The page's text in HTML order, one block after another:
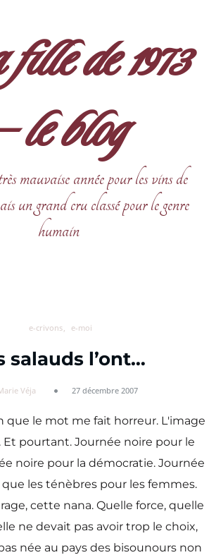
de 1973
le blog
mauvaise année pour les vins de
un grand cru classé pour le genre
humain
e-crivons e-moi
salauds l’ont…
Véja 27 décembre 2007
que le mot me fait horreur. L'image
Et pourtant. Journée noire pour le
noire pour la démocratie. Journée
les ténèbres pour les femmes.
cette nana. Quelle force, quelle
ne devait pas avoir trop le choix,
née au pays des bisounours non